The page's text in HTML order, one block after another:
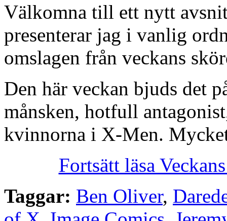
Välkomna till ett nytt
presenterar jag i vanlig
omslagen från veckans
Den här veckan bjuds det
månsken, hotfull
kvinnorna i X-Men.
Fortsätt läsa
Taggar: Ben Oliver,